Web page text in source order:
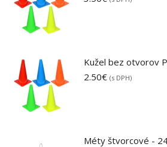
Kužel bez otvorov
2.50€ (s DPH)
Méty štvorcové -